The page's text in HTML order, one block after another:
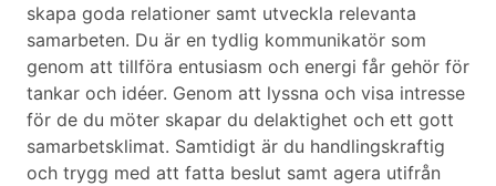
skapa goda relationer samt utveckla relevanta
samarbeten. Du är en tydlig kommunikatör som
genom att tillföra entusiasm och energi får gehör för
tankar och idéer. Genom att lyssna och visa intresse
för de du möter skapar du delaktighet och ett gott
samarbetsklimat. Samtidigt är du handlingskraftig
och trygg med att fatta beslut samt agera utifrån